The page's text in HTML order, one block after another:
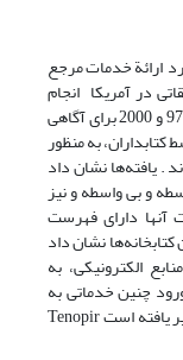
تحقیقی را در مورد ارائة خدمات مرجع
در آمریکا انجام
دادند. آنها دوباره همین تحقیق را در سالهای 94، 97 و 2000 برای آگاهی
کتابداران، به منظور
. یافته‌ها نشان داد
و بی واسطه و نیز
آنها دارای فهرست
نشان داد
الکترونیکی، به
چنین خدماتی به
عرصة کتابخانه‌ها، توقعات و تصورات کاربران تغییر یافته است Tenopir